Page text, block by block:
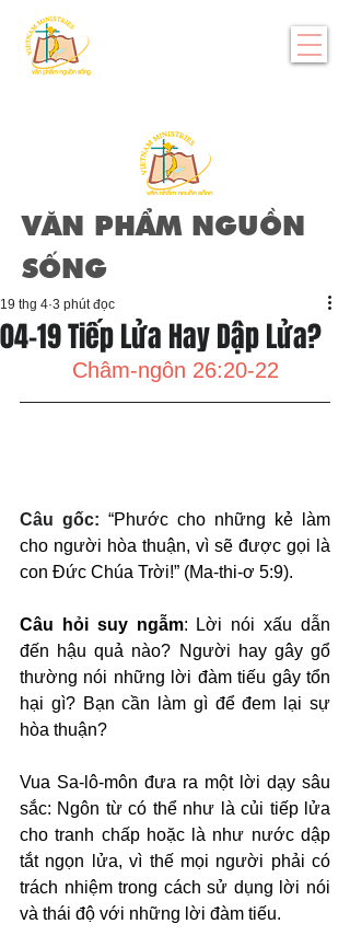
VĂN PHẨM NGUỒN
SỐNG
04-19 Tiếp Lửa Hay Dập Lửa?
19 thg 4 3 phút đọc
Châm-ngôn 26:20-22
Câu gốc: “Phước cho những kẻ làm
cho người hòa thuận, vì sẽ được gọi là
con Đức Chúa Trời!” (Ma-thi-ơ 5:9).
Câu hỏi suy ngẫm: Lời nói xấu dẫn
đến hậu quả nào? Người hay gây gổ
thường nói những lời đàm tiếu gây tổn
hại gì? Bạn cần làm gì để đem lại sự
hòa thuận?
Vua Sa-lô-môn đưa ra một lời dạy sâu
sắc: Ngôn từ có thể như là củi tiếp lửa
cho tranh chấp hoặc là như nước dập
tắt ngọn lửa, vì thế mọi người phải có
trách nhiệm trong cách sử dụng lời nói
và thái độ với những lời đàm tiếu.